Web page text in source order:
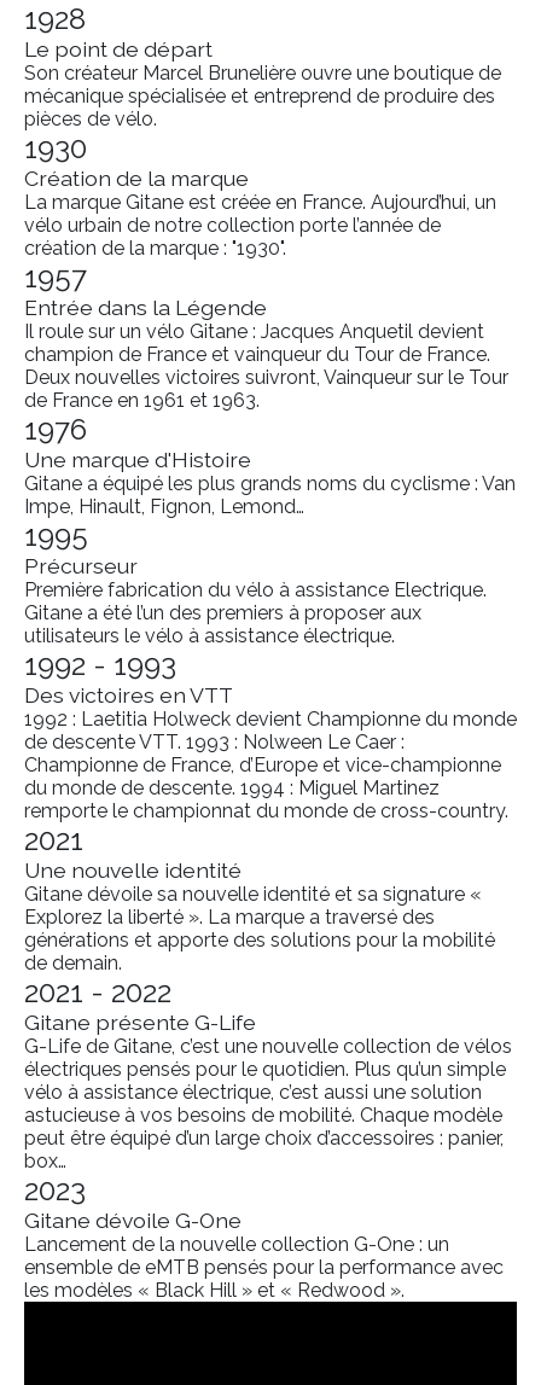
1928
Le point de départ
Son créateur Marcel Brunelière ouvre une boutique de
mécanique spécialisée et entreprend de produire des
pièces de vélo.
1930
Création de la marque
La marque Gitane est créée en France. Aujourd’hui, un
vélo urbain de notre collection porte l’année de
création de la marque : "1930".
1957
Entrée dans la Légende
Il roule sur un vélo Gitane : Jacques Anquetil devient
champion de France et vainqueur du Tour de France.
Deux nouvelles victoires suivront, Vainqueur sur le Tour
de France en 1961 et 1963.
1976
Une marque d'Histoire
Gitane a équipé les plus grands noms du cyclisme : Van
Impe, Hinault, Fignon, Lemond…
1995
Précurseur
Première fabrication du vélo à assistance Electrique.
Gitane a été l’un des premiers à proposer aux
utilisateurs le vélo à assistance électrique.
1992 - 1993
Des victoires en VTT
1992 : Laetitia Holweck devient Championne du monde
de descente VTT. 1993 : Nolween Le Caer :
Championne de France, d’Europe et vice-championne
du monde de descente. 1994 : Miguel Martinez
remporte le championnat du monde de cross-country.
2021
Une nouvelle identité
Gitane dévoile sa nouvelle identité et sa signature «
Explorez la liberté ». La marque a traversé des
générations et apporte des solutions pour la mobilité
de demain.
2021 - 2022
Gitane présente G-Life
G-Life de Gitane, c’est une nouvelle collection de vélos
électriques pensés pour le quotidien. Plus qu’un simple
vélo à assistance électrique, c’est aussi une solution
astucieuse à vos besoins de mobilité. Chaque modèle
peut être équipé d’un large choix d’accessoires : panier,
box…
2023
Gitane dévoile G-One
Lancement de la nouvelle collection G-One : un
ensemble de eMTB pensés pour la performance avec
les modèles « Black Hill » et « Redwood ».